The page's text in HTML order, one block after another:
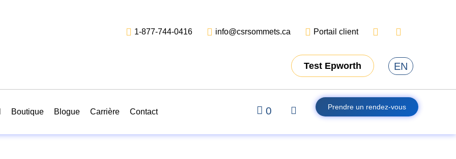
1-877-744-0416 info@csrsommets.ca Portail client
Test Epworth EN
Boutique Blogue Carrière Contact 0 Prendre un rendez-vous